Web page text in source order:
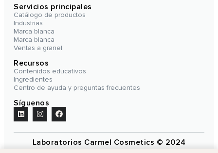
Servicios principales
Catálogo de productos
Industrias
Marca blanca
Marca blanca
Ventas a granel
Recursos
Contenidos educativos
Ingredientes
Centro de ayuda y preguntas frecuentes
Síguenos
Laboratorios Carmel Cosmetics © 2024